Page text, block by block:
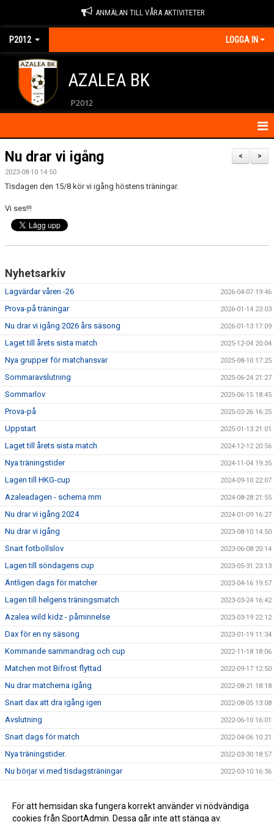
ANMÄLAN TILL VÅRA AKTIVITETER
P2012 LOGGA IN
AZALEA BK
P2012
HEM
KONTAKT
MATCHER
>
<
Nu drar vi igång
2023-08-10 14:50
Tisdagen den 15/8 kör vi igång höstens träningar.
Vi ses!!!
Nyhetsarkiv
Lagvärdar våren -26 2026-04-07 19:46
Prova-på träningar 2026-01-14 23:03
Nu drar vi igång 2026 års säsong 2026-01-13 17:09
Laget till årets sista match 2025-12-04 20:04
Nya grupper för matchansvar 2025-08-10 17:25
Sommaravslutning 2025-06-24 21:27
Sommarlov 2025-06-15 18:45
Prova-på 2025-02-26 16:25
Uppstart 2025-01-13 21:01
Laget till årets sista match 2024-12-12 20:56
Nya träningstider 2024-11-04 19:35
Lagen till HKG-cup 2024-09-10 22:07
Azaleadagen - schema mm 2024-08-28 21:55
Nu drar vi igång 2024 2024-01-09 16:27
Nu drar vi igång 2023-08-10 14:50
Snart fotbollslov 2023-06-08 20:14
Lagen till söndagens cup 2023-05-31 23:13
Äntligen dags för matcher 2023-04-16 19:57
Lagen till helgens träningsmatch 2023-03-24 16:42
Azalea wild kidz - påminnelse 2023-03-19 22:12
Dax för en ny säsong 2023-01-19 11:34
Kommande sammandrag och cup 2022-11-18 18:06
Matchen mot Bifrost flyttad 2022-09-17 12:50
Nu drar matcherna igång 2022-08-21 18:18
Snart dax att dra igång igen 2022-08-05 13:08
Avslutning 2022-06-10 16:01
Snart dags för match 2022-04-06 10:21
Nya träningstider. 2022-03-30 18:57
Nu börjar vi med tisdagsträningar 2022-03-10 16:36
Nu kör vi igång! 2022-01-25 22:02
För att hemsidan ska fungera korrekt använder vi nödvändiga
cookies från SportAdmin. Dessa går inte att stänga av.